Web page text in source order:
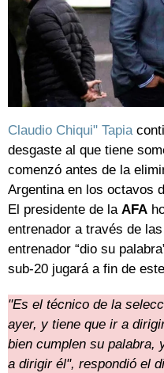
Claudio Chiqui" Tapia
desgaste al que tiene
comenzó antes de la
Argentina en los octavos
El presidente de la AFA
entrenador a través de
entrenador “dio su
sub-20 jugará a fin de
"Es el técnico de la
ayer, y tiene que ir a
bien cumplen su palabra,
a dirigir él", respondió el